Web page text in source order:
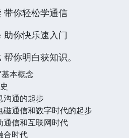
带你轻松学通信
你快乐速入门
你明白获知识。
本概念
沟通的起步
磁通信和数字时代的起步
通信和互联网时代
合时代